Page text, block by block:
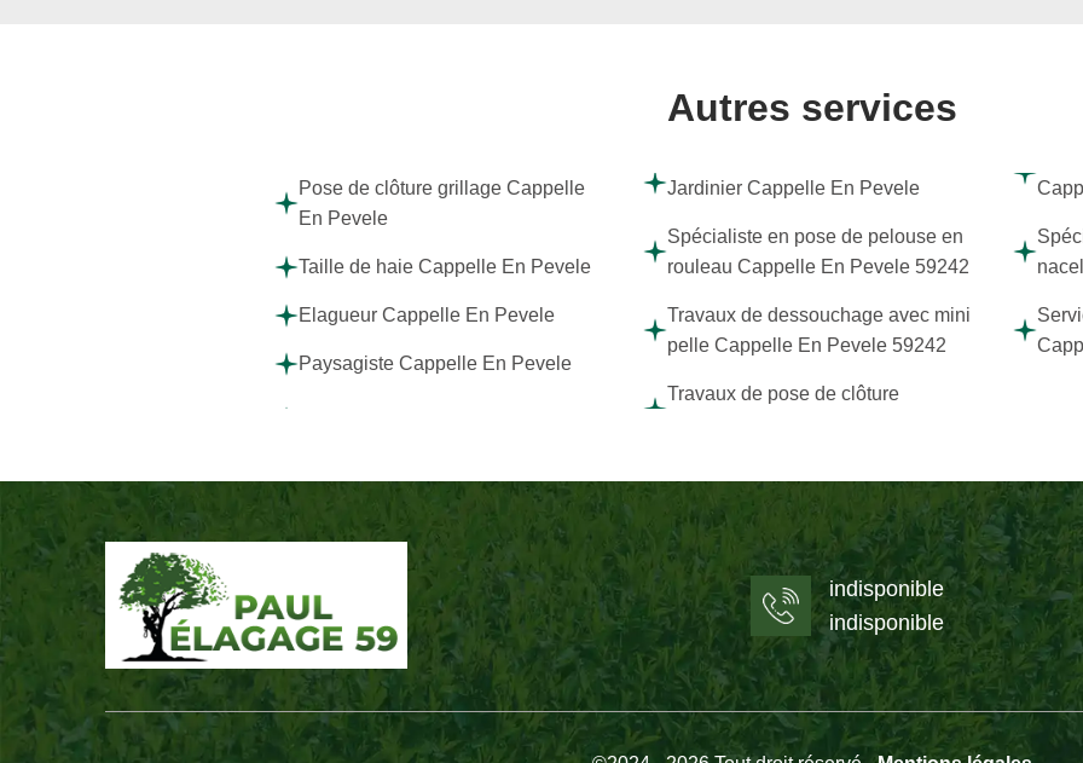
Autres services
Pose de clôture grillage Cappelle
En Pevele
Taille de haie Cappelle En Pevele
Elagueur Cappelle En Pevele
Paysagiste Cappelle En Pevele
Jardinier Cappelle En Pevele
Spécialiste en pose de pelouse en
rouleau Cappelle En Pevele 59242
Travaux de dessouchage avec mini
pelle Cappelle En Pevele 59242
Travaux de pose de clôture
indisponible
indisponible